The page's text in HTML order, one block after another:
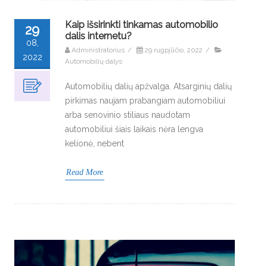
29
08,
2022
Kaip išsirinkti tinkamas automobilio
dalis internetu?
Administratorius / 29 rugpjūčio, 2022 /
Automobilių dalys
Automobilių dalių apžvalga. Atsarginių dalių
pirkimas naujam prabangiam automobiliui
arba senovinio stiliaus naudotam
automobiliui šiais laikais nėra lengva
kelionė, nebent
Read More